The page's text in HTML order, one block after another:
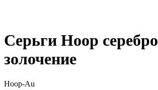
Серьги Hoop серебро
золочение
Hoop-Au